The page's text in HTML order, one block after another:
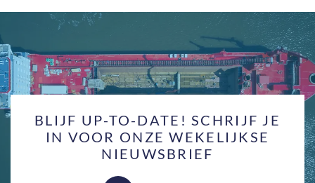
BLIJF UP-TO-DATE! SCHRIJF JE
IN VOOR ONZE WEKELIJKSE
NIEUWSBRIEF